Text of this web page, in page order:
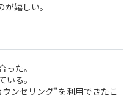
嬉しい。
た。
る。
ンセリング"を利用できたこ